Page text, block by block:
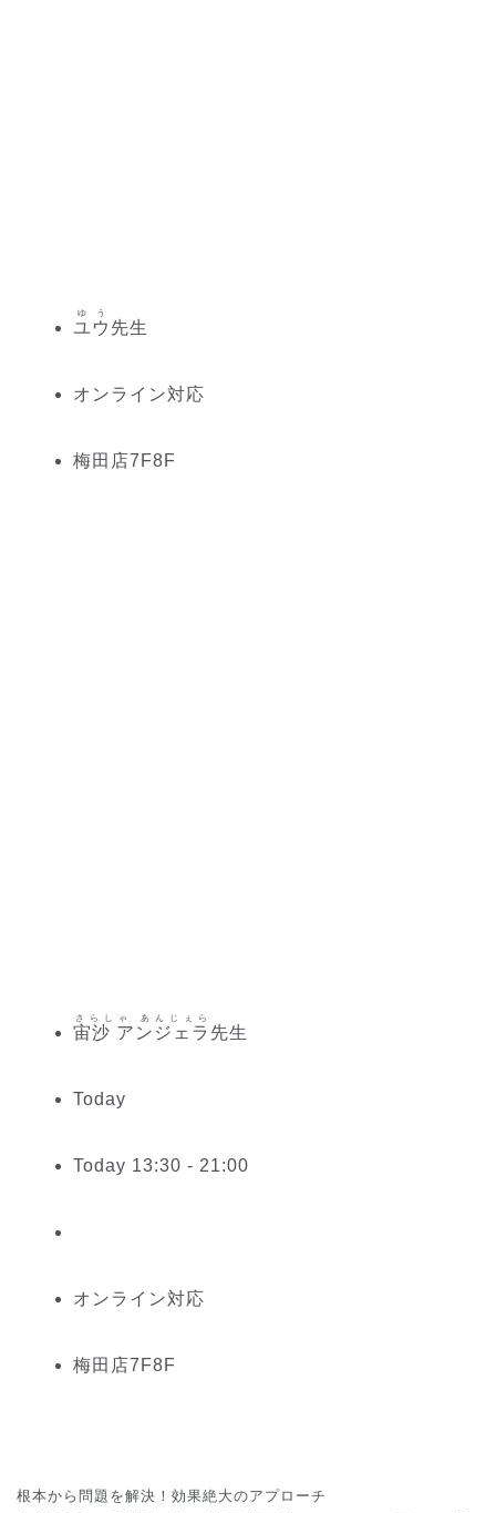
ユウ
ゆう
先生
オンライン対応
梅田 店7 F8F
宙沙 アンジェラ
さらしゃ あんじぇら
先生
Today
Today 13:30 - 21:00
オンライン対応
梅田 店7 F8F
根本から問題を解決！効果絶大のアプローチ